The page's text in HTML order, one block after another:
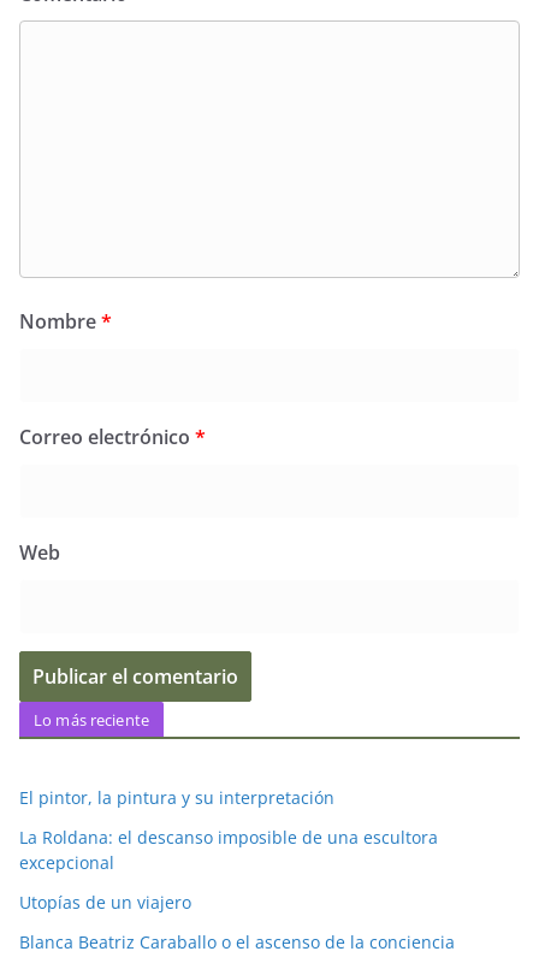
Nombre*
Correo electrónico *
Web
Lo más reciente
El pintor, la pintura y su interpretación
La Roldana: el descanso imposible de una escultora
excepcional
Utopías de un viajero
Blanca Beatriz Caraballo o el ascenso de la conciencia